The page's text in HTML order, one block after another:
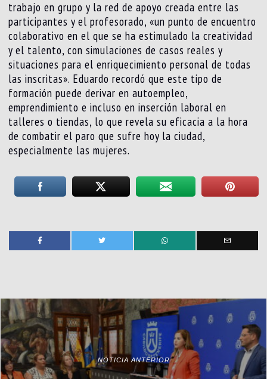
trabajo en grupo y la red de apoyo creada entre las
participantes y el profesorado, «un punto de encuentro
colaborativo en el que se ha estimulado la creatividad
y el talento, con simulaciones de casos reales y
situaciones para el enriquecimiento personal de todas
las inscritas». Eduardo recordó que este tipo de
formación puede derivar en autoempleo,
emprendimiento e incluso en inserción laboral en
talleres o tiendas, lo que revela su eficacia a la hora
de combatir el paro que sufre hoy la ciudad,
especialmente las mujeres.
NOTICIA ANTERIOR